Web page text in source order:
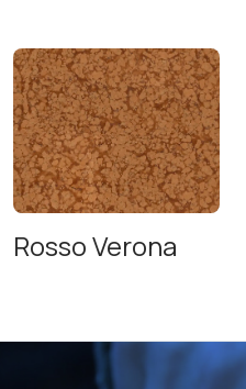
Rosso Verona